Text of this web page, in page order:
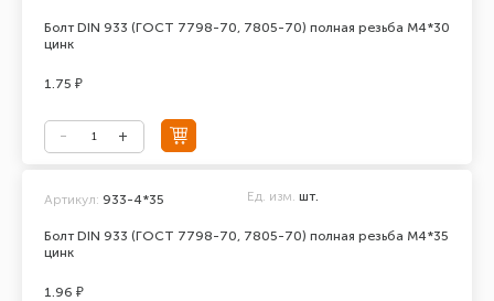
Болт DIN 933 (ГОСТ 7798-70, 7805-70) полная резьба М4*30
цинк
1.75 ₽
Болт DIN 933 (ГОСТ 7798-70, 7805-70) полная резьба М4*35
цинк
Артикул: 933-4*35 Ед. изм. шт.
1.96 ₽